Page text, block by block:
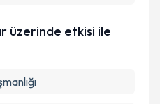
üzerinde etkisi ile